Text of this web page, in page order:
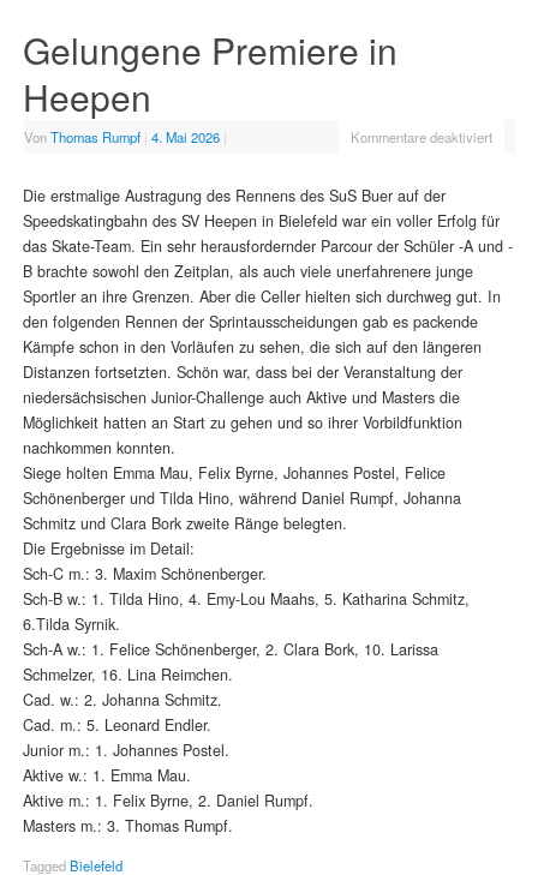
Gelungene Premiere in
Heepen
VonThomas Rumpf | 4. Mai 2026 | Kommentare deaktiviert
Die erstmalige Austragung des Rennens des SuS Buer auf der
Speedskatingbahn des SV Heepen in Bielefeld war ein voller Erfolg für
das Skate-Team. Ein sehr herausfordernder Parcour der Schüler -A und -
B brachte sowohl den Zeitplan, als auch viele unerfahrenere junge
Sportler an ihre Grenzen. Aber die Celler hielten sich durchweg gut. In
den folgenden Rennen der Sprintausscheidungen gab es packende
Kämpfe schon in den Vorläufen zu sehen, die sich auf den längeren
Distanzen fortsetzten. Schön war, dass bei der Veranstaltung der
niedersächsischen Junior-Challenge auch Aktive und Masters die
Möglichkeit hatten an Start zu gehen und so ihrer Vorbildfunktion
nachkommen konnten.
Siege holten Emma Mau, Felix Byrne, Johannes Postel, Felice
Schönenberger und Tilda Hino, während Daniel Rumpf, Johanna
Schmitz und Clara Bork zweite Ränge belegten.
Die Ergebnisse im Detail:
Sch-C m.: 3. Maxim Schönenberger.
Sch-B w.: 1. Tilda Hino, 4. Emy-Lou Maahs, 5. Katharina Schmitz,
6.Tilda Syrnik.
Sch-A w.: 1. Felice Schönenberger, 2. Clara Bork, 10. Larissa
Schmelzer, 16. Lina Reimchen.
Cad. w.: 2. Johanna Schmitz.
Cad. m.: 5. Leonard Endler.
Junior m.: 1. Johannes Postel.
Aktive w.: 1. Emma Mau.
Aktive m.: 1. Felix Byrne, 2. Daniel Rumpf.
Masters m.: 3. Thomas Rumpf.
TaggedBielefeld